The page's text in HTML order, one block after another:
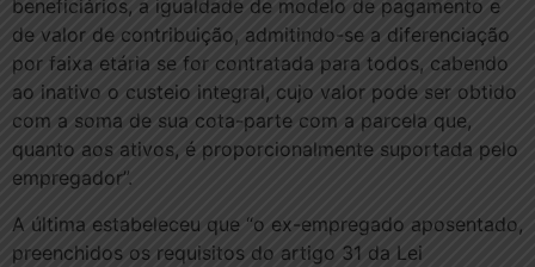
beneficiários, a igualdade de modelo de pagamento e
de valor de contribuição, admitindo-se a diferenciação
por faixa etária se for contratada para todos, cabendo
ao inativo o custeio integral, cujo valor pode ser obtido
com a soma de sua cota-parte com a parcela que,
quanto aos ativos, é proporcionalmente suportada pelo
empregador”.
A última estabeleceu que “o ex-empregado aposentado,
preenchidos os requisitos do artigo 31 da Lei